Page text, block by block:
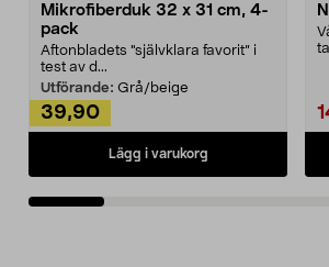
Mikrofiberduk 32 x 31 cm, 4-
pack
Aftonbladets "självklara favorit” i
test av d...
Utförande: Grå/beige
39,90
Lägg i varukorg